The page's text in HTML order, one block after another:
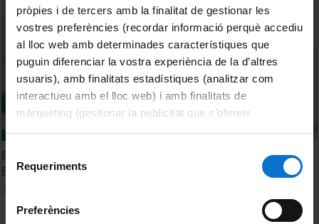
pròpies i de tercers amb la finalitat de gestionar les
vostres preferències (recordar informació perquè accediu
al lloc web amb determinades característiques que
puguin diferenciar la vostra experiència de la d’altres
usuaris), amb finalitats estadístiques (analitzar com
interactueu amb el lloc web) i amb finalitats de
màrqueting (gestionar la publicitat que s’ofereix
consultar laPolítica de galetes del lloc web de la
Selecció
de Requeriments
Preferències
Political Instability and the Rise of an Inefficient
Bureaucracy